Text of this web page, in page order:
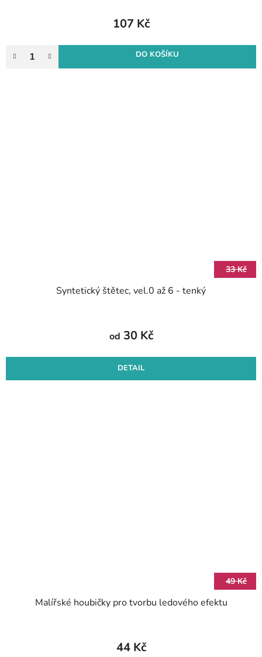
107 Kč
DO KOŠÍKU
33 Kč
Syntetický štětec, vel.0 až 6 - tenký
od 30 Kč
DETAIL
49 Kč
Malířské houbičky pro tvorbu ledového efektu
44 Kč